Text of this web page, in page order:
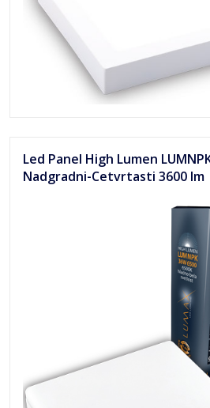
Led Panel High Lumen
Nadgradni-Cetvrtasti 3600 lm